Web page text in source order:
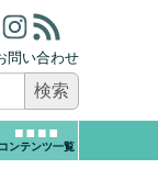
コンテンツ一覧
Instagram RSS フィード
問い合わせ